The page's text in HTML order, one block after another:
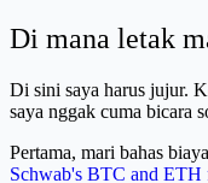
Di mana letak
Di sini saya harus jujur.
saya nggak cuma bicara
Pertama, mari bahas
Schwab's BTC and ETH